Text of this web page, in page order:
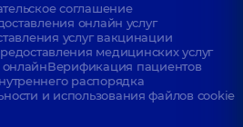
соглашение
онлайн услуг
услуг вакцинации
медицинских услуг
онлайнВерификация пациентов
распорядка
и использования файлов cookie